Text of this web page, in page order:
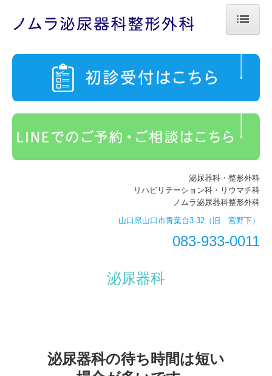
診療のご案内
施設・設備のご案内
泌尿器科・整形外科
リハビリテーション科・リウマチ科
ノムラ泌尿器科整形外科
山口県山口市青葉台3-32（旧 宮野下）
083-933-0011
泌尿器科
泌尿器科の待ち時間は短い